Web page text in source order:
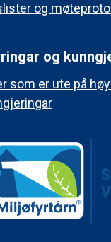
og
og
som er ute på